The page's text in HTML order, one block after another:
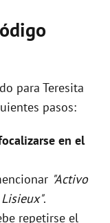
para Teresita
pasos:
en el
"Activo
.
repetirse el